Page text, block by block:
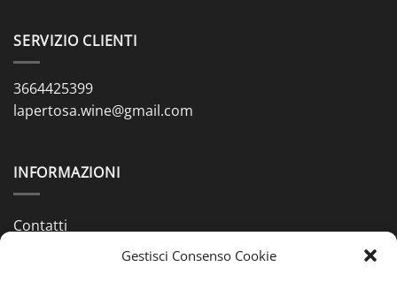
Gestisci Consenso Cookie
SERVIZIO CLIENTI
3664425399
lapertosa.wine@gmail.com
INFORMAZIONI
Contatti